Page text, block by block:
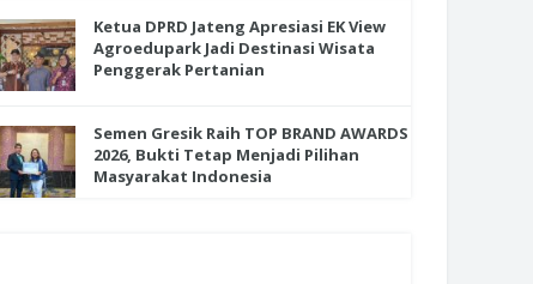
Ketua DPRD Jateng Apresiasi EK View
Agroedupark Jadi Destinasi Wisata
Penggerak Pertanian
Semen Gresik Raih TOP BRAND AWARDS
2026, Bukti Tetap Menjadi Pilihan
Masyarakat Indonesia